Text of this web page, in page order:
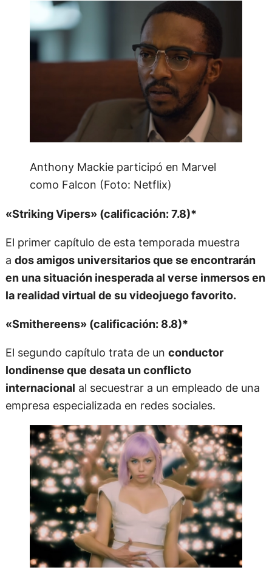
Anthony Mackie participó en Marvel
como Falcon (Foto: Netflix)
«Striking Vipers» (calificación: 7.8)*
El primer capítulo de esta temporada muestra
a dos amigos universitarios que se encontrarán
en una situación inesperada al verse inmersos en
la realidad virtual de su videojuego favorito.
«Smithereens» (calificación: 8.8)*
El segundo capítulo trata de un conductor
londinense que desata un conflicto
internacional al secuestrar a un empleado de una
empresa especializada en redes sociales.